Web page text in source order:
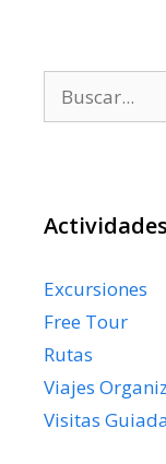
Actividades
Excursiones
Free Tour
Rutas
Viajes
Visitas